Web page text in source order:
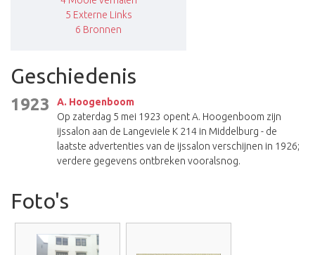
5 Externe Links
6 Bronnen
Geschiedenis
1923
A. Hoogenboom
Op zaterdag 5 mei 1923 opent A. Hoogenboom zijn
ijssalon aan de Langeviele K 214 in Middelburg - de
laatste advertenties van de ijssalon verschijnen in 1926;
verdere gegevens ontbreken vooralsnog.
Foto's